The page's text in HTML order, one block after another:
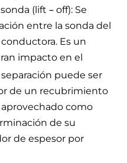
(lift – off): Se
entre la sonda del
Es un
impacto en el
separación puede ser
de un recubrimiento
como
de su
de espesor por